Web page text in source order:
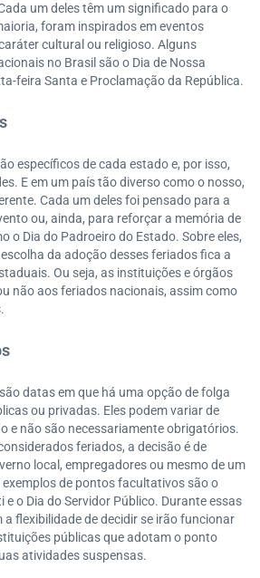
um deles têm um significado para o
foram inspirados em eventos
cultural ou religioso. Alguns
no Brasil são o Dia de Nossa
feira Santa e Proclamação da República.
específicos de cada estado e, por isso,
E em um país tão diverso como o nosso,
Cada um deles foi pensado para a
ou, ainda, para reforçar a memória de
o Dia do Padroeiro do Estado. Sobre eles,
da adoção desses feriados fica a
Ou seja, as instituições e órgãos
não aos feriados nacionais, assim como
datas em que há uma opção de folga
ou privadas. Eles podem variar de
e não são necessariamente obrigatórios.
feriados, a decisão é de
local, empregadores ou mesmo de um
de pontos facultativos são o
e o Dia do Servidor Público. Durante essas
a flexibilidade de decidir se irão funcionar
públicas que adotam o ponto
atividades suspensas.